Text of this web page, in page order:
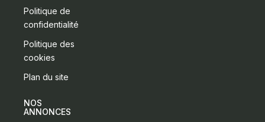
Politique de
confidentialité
Politique des
cookies
Plan du site
NOS
ANNONCES